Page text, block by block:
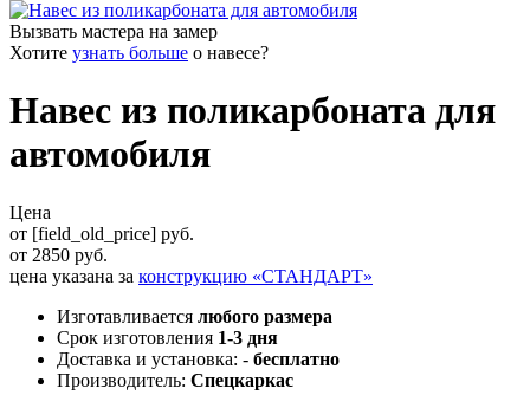
Вызвать мастера на замер
Хотите узнать больше о навесе?
Навес из поликарбоната для
автомобиля
Цена
от [field_old_price] руб.
от 2850 руб.
цена указана за конструкцию «СТАНДАРТ»
Изготавливается любого размера
Срок изготовления 1-3 дня
Доставка и установка: - бесплатно
Производитель: Спецкаркас